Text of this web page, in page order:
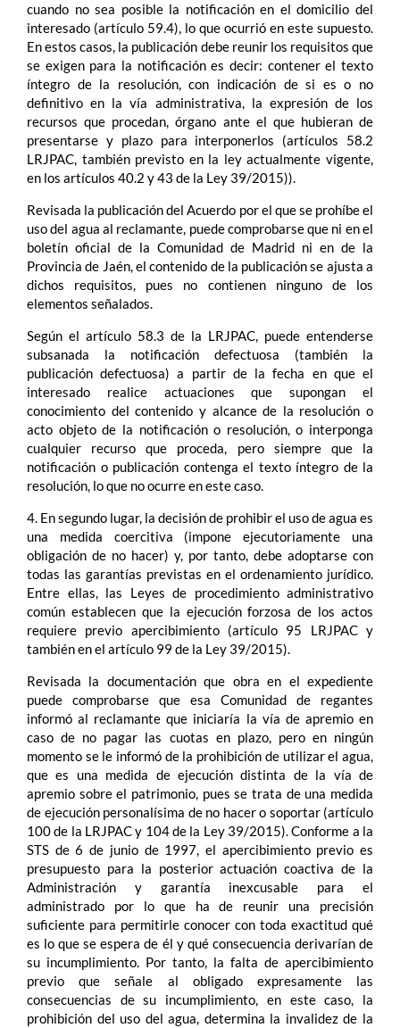
cuando no sea posible la notificación en el domicilio del
interesado (artículo 59.4), lo que ocurrió en este supuesto.
En estos casos, la publicación debe reunir los requisitos que
se exigen para la notificación es decir: contener el texto
íntegro de la resolución, con indicación de si es o no
definitivo en la vía administrativa, la expresión de los
recursos que procedan, órgano ante el que hubieran de
presentarse y plazo para interponerlos (artículos 58.2
LRJPAC, también previsto en la ley actualmente vigente,
en los artículos 40.2 y 43 de la Ley 39/2015)).
Revisada la publicación del Acuerdo por el que se prohíbe el
uso del agua al reclamante, puede comprobarse que ni en el
boletín oficial de la Comunidad de Madrid ni en de la
Provincia de Jaén, el contenido de la publicación se ajusta a
dichos requisitos, pues no contienen ninguno de los
elementos señalados.
Según el artículo 58.3 de la LRJPAC, puede entenderse
subsanada la notificación defectuosa (también la
publicación defectuosa) a partir de la fecha en que el
interesado realice actuaciones que supongan el
conocimiento del contenido y alcance de la resolución o
acto objeto de la notificación o resolución, o interponga
cualquier recurso que proceda, pero siempre que la
notificación o publicación contenga el texto íntegro de la
resolución, lo que no ocurre en este caso.
4. En segundo lugar, la decisión de prohibir el uso de agua es
una medida coercitiva (impone ejecutoriamente una
obligación de no hacer) y, por tanto, debe adoptarse con
todas las garantías previstas en el ordenamiento jurídico.
Entre ellas, las Leyes de procedimiento administrativo
común establecen que la ejecución forzosa de los actos
requiere previo apercibimiento (artículo 95 LRJPAC y
también en el artículo 99 de la Ley 39/2015).
Revisada la documentación que obra en el expediente
puede comprobarse que esa Comunidad de regantes
informó al reclamante que iniciaría la vía de apremio en
caso de no pagar las cuotas en plazo, pero en ningún
momento se le informó de la prohibición de utilizar el agua,
que es una medida de ejecución distinta de la vía de
apremio sobre el patrimonio, pues se trata de una medida
de ejecución personalísima de no hacer o soportar (artículo
100 de la LRJPAC y 104 de la Ley 39/2015). Conforme a la
STS de 6 de junio de 1997, el apercibimiento previo es
presupuesto para la posterior actuación coactiva de la
Administración y garantía inexcusable para el
administrado por lo que ha de reunir una precisión
suficiente para permitirle conocer con toda exactitud qué
es lo que se espera de él y qué consecuencia derivarían de
su incumplimiento. Por tanto, la falta de apercibimiento
previo que señale al obligado expresamente las
consecuencias de su incumplimiento, en este caso, la
prohibición del uso del agua, determina la invalidez de la